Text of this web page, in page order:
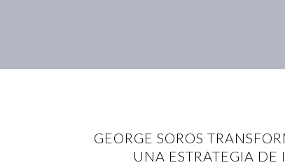
GEORGE SOROS
UNA ESTRATEGIA